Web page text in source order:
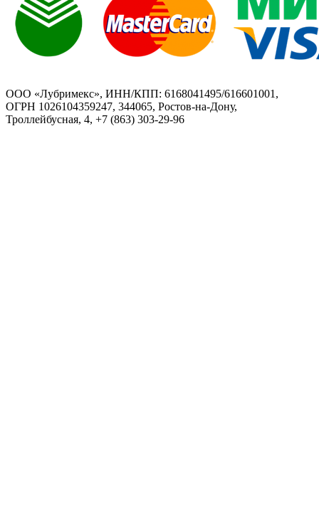
ООО «Лубримекс», ИНН/КПП: 6168041495/616601001,
ОГРН 1026104359247, 344065, Ростов-на-Дону,
Троллейбусная, 4, +7 (863) 303-29-96